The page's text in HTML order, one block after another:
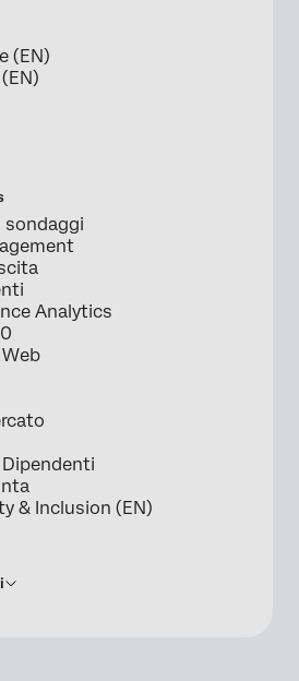
(EN)
Analytics
& Inclusion (EN)